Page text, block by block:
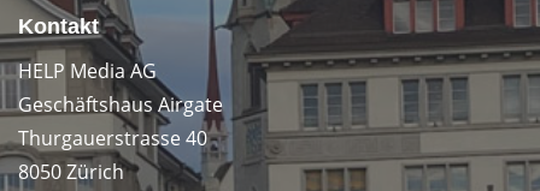
Kontakt
HELP Media AG
Geschäftshaus Airgate
Thurgauerstrasse 40
8050 Zürich